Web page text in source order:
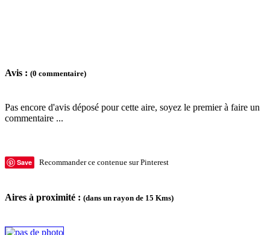
Avis : (0 commentaire)
Pas encore d'avis déposé pour cette aire, soyez le premier à faire un
commentaire ...
Save Recommander ce contenue sur Pinterest
Aires à proximité : (dans un rayon de 15 Kms)